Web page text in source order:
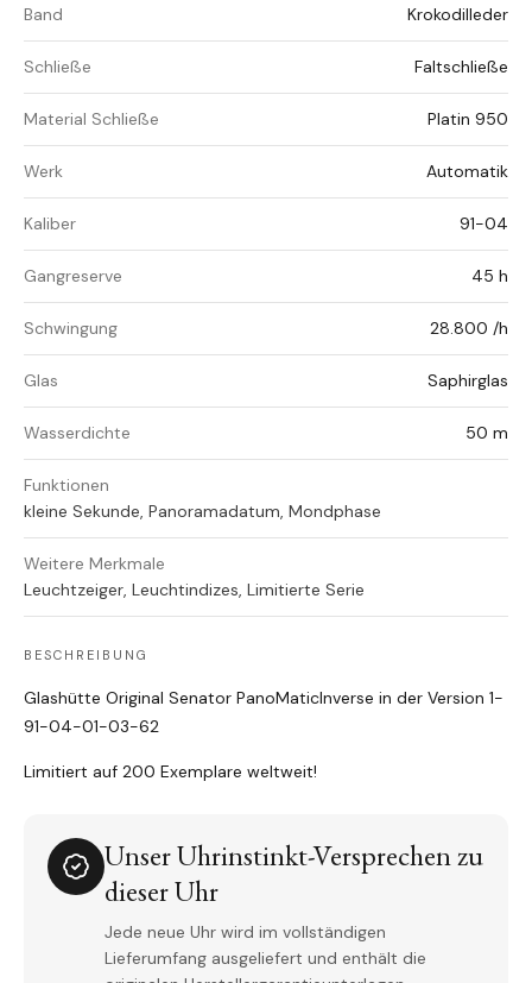
Band Krokodilleder
Schließe Faltschließe
Material Schließe Platin 950
Werk Automatik
Kaliber 91-04
Gangreserve 45 h
Schwingung 28.800 /h
Glas Saphirglas
Wasserdichte 50 m
Funktionen
kleine Sekunde, Panoramadatum, Mondphase
Weitere Merkmale
Leuchtzeiger, Leuchtindizes, Limitierte Serie
BESCHREIBUNG
Glashütte Original Senator PanoMaticInverse in der Version 1-
91-04-01-03-62
Limitiert auf 200 Exemplare weltweit!
Unser Uhrinstinkt-Versprechen zu
dieser Uhr
Jede neue Uhr wird im vollständigen
Lieferumfang ausgeliefert und enthält die